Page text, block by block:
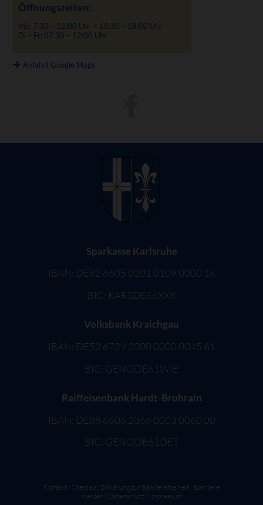
Öffnungszeiten:
Mo: 7:30 – 12:00 Uhr + 15:30 – 18:00 Uhr
Di – Fr: 07:30 – 12:00 Uhr
Anfahrt Google Maps
Sparkasse Karlsruhe
IBAN: DE82 6605 0101 0109 0000 18
BIC: KARSDE66XXX
Volksbank Kraichgau
IBAN: DE52 6729 2200 0000 0045 61
BIC: GENODE61WIE
Raiffeisenbank Hardt-Bruhrain
IBAN: DE88 6606 2366 0003 0060 00
BIC: GENODE61DET
Kontakt Sitemap Erklärung zur Barrierefreiheit Barriere
melden
DatenschutzI Impressum